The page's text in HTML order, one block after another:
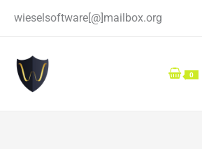
wieselsoftware[@]mailbox.org
0